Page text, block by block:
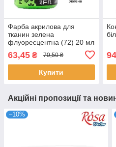
Фарба акрилова для
тканин зелена
флуоресцентна (72) 20 мл
63,45 ₴ 70,50 ₴
Купити
Акційні пропозиції та
–10%